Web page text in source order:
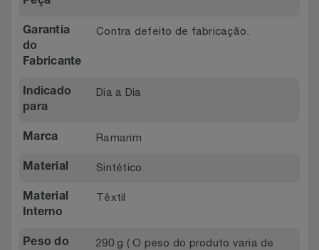
Saúde E Bem-Estar
Vestuário
The Bar
Top Store
Três Corações
Weconnect
Garantia
do
Fabricante
Contra defeito de fabricação.
Indicado
para
Dia a Dia
Marca Ramarim
Material Sintético
Material
Interno
Têxtil
Peso do
290 g ( O peso do produto varia de